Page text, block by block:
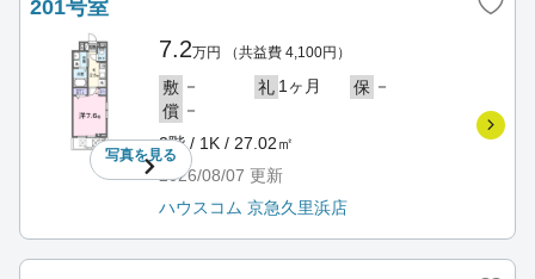
201号室
写真を見る
7.2万円 （共益費 4,100円）
敷 － 礼 1ヶ月 保 －
償 －
2階 / 1K / 27.02㎡
2026/08/07 更新
ハウスコム 京急久里浜店